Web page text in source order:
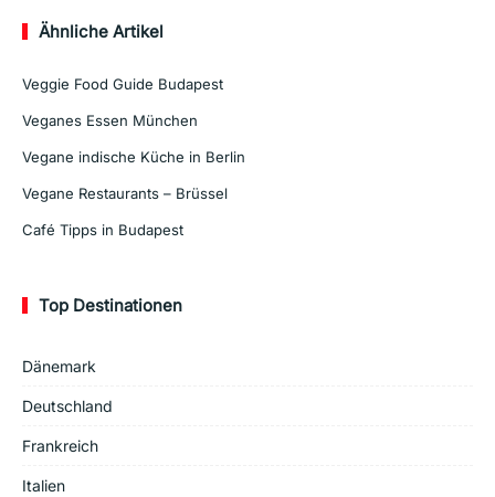
Ähnliche Artikel
Veggie Food Guide Budapest
Veganes Essen München
Vegane indische Küche in Berlin
Vegane Restaurants – Brüssel
Café Tipps in Budapest
Top Destinationen
Dänemark
Deutschland
Frankreich
Italien